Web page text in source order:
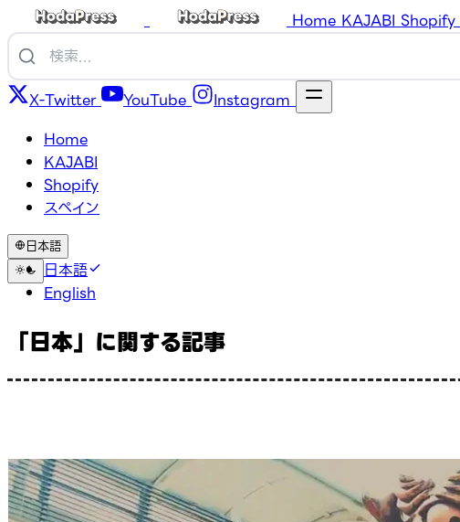
Home KAJABI Shopify
X-Twitter YouTube
Instagram
Home
KAJABI
Shopify
スペイン
日本語
日本語
English
「日本」に関する記事